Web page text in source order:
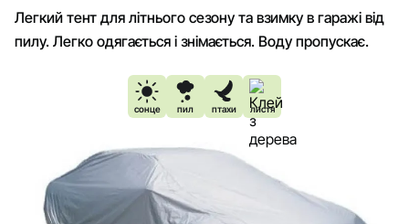
Легкий тент для літнього сезону та взимку в гаражі від
пилу. Легко одягається і знімається. Воду пропускає.
сонце пил птахи листя